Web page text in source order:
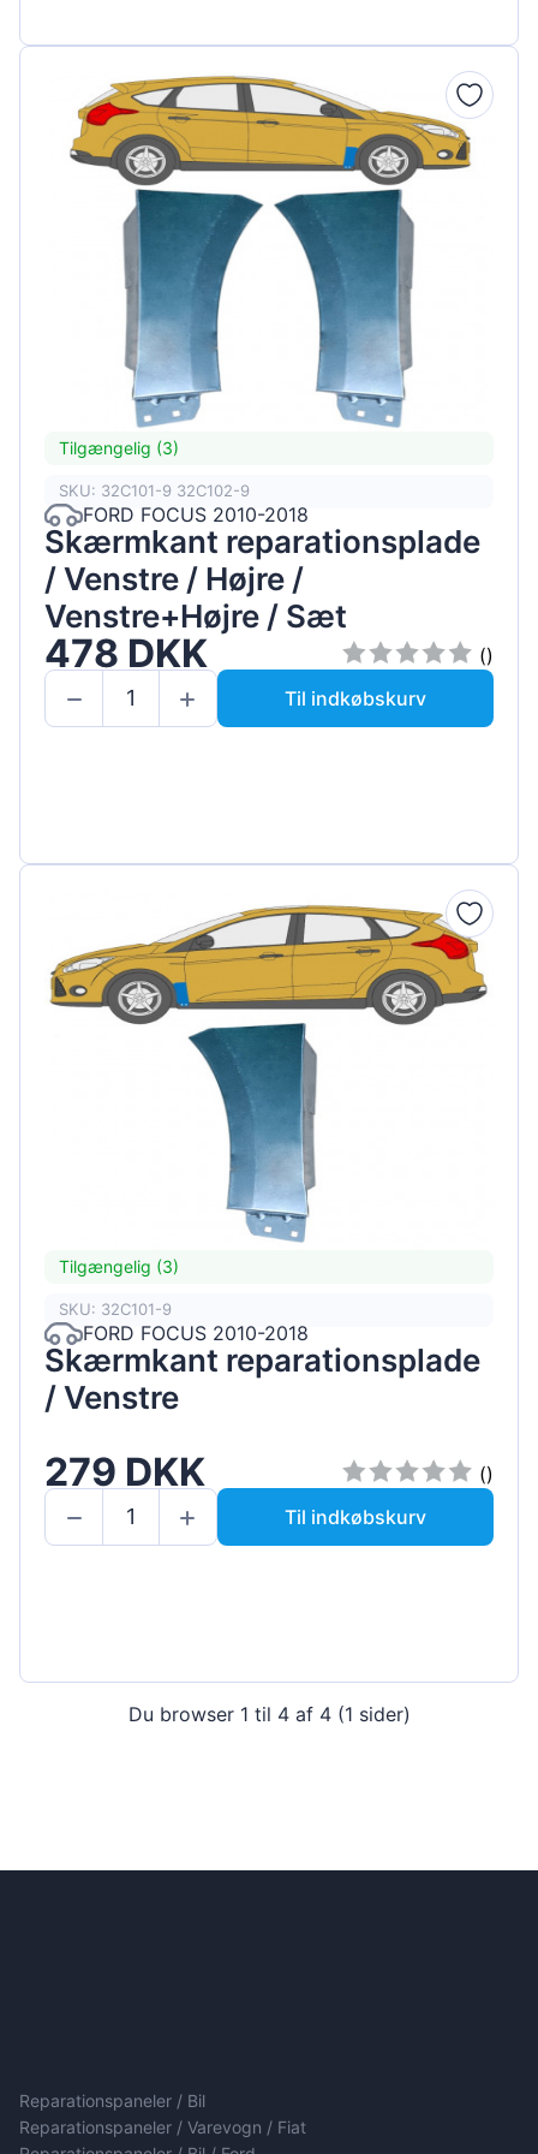
Tilgængelig (3)
SKU: 32C101-9 32C102-9
FORD FOCUS 2010-2018
Skærmkant reparationsplade
/ Venstre / Højre /
Venstre+Højre / Sæt
478 DKK
()
Til indkøbskurv
Tilgængelig (3)
SKU: 32C101-9
FORD FOCUS 2010-2018
Skærmkant reparationsplade
/ Venstre
279 DKK
()
Til indkøbskurv
Du browser 1 til 4 af 4 (1 sider)
Reparationspaneler / Bil
Reparationspaneler / Varevogn / Fiat